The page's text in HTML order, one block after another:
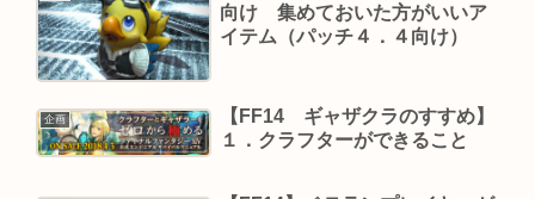
向け 集めておいた方がいいア
イテム（パッチ４．４向け）
企画
【FF14 ギャザクラのすすめ】
１．クラフターができること